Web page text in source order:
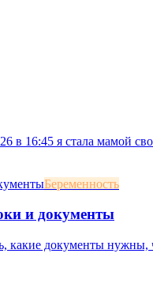
в 16:45 я стала мамой
Беременность
и документы
какие документы